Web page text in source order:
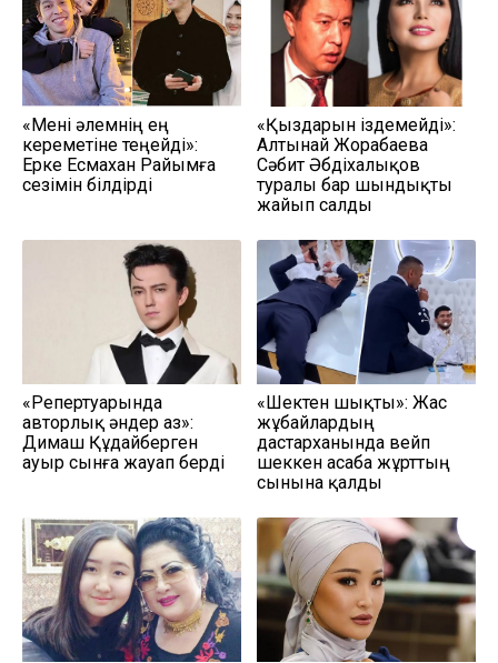
«Мені әлемнің ең
кереметіне теңейді»:
Ерке Есмахан Райымға
сезімін білдірді
«Қыздарын іздемейді»:
Алтынай Жорабаева
Сәбит Әбдіхалықов
туралы бар шындықты
жайып салды
«Репертуарында
авторлық әндер аз»:
Димаш Құдайберген
ауыр сынға жауап берді
«Шектен шықты»: Жас
жұбайлардың
дастарханында вейп
шеккен асаба жұрттың
сынына қалды